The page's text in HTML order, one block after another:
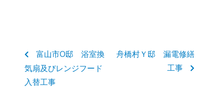
富山市O邸 浴室換
気扇及びレンジフード
入替工事
舟橋村Ｙ邸 漏電修繕
工事